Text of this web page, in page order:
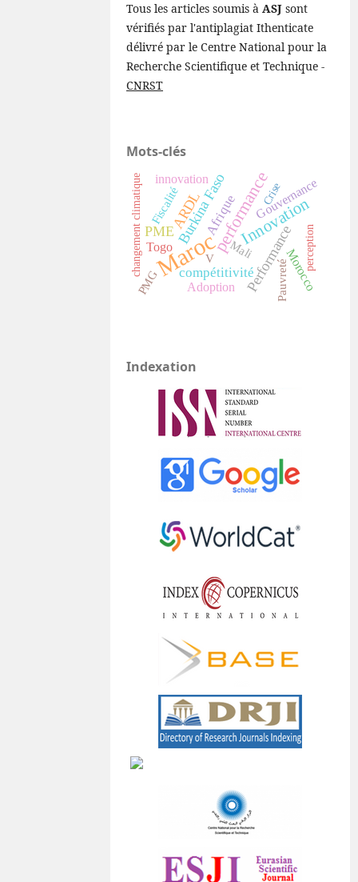
Tous les articles soumis àASJ sont
vérifiés par l'antiplagiat Ithenticate
délivré par le Centre National pour la
Recherche Scientifique et Technique -
CNRST
Mots-clés
Marocperformance
Innovation
Performance
Burkina Faso
ARDL
PME Afrique
compétitivité
Gouvernance
Morocco
Adoption
innovation
Togo
Pauvreté
Fiscalité
V Mali
PMG
perception
Crise
changement climatique
Indexation